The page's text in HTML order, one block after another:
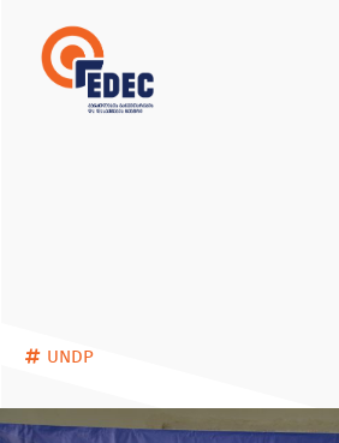
UNDP